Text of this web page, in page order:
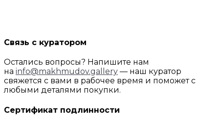
Связь с куратором
Остались вопросы? Напишите нам
на info@makhmudov.gallery — наш куратор
свяжется с вами в рабочее время и поможет с
любыми деталями покупки.
Сертификат подлинности